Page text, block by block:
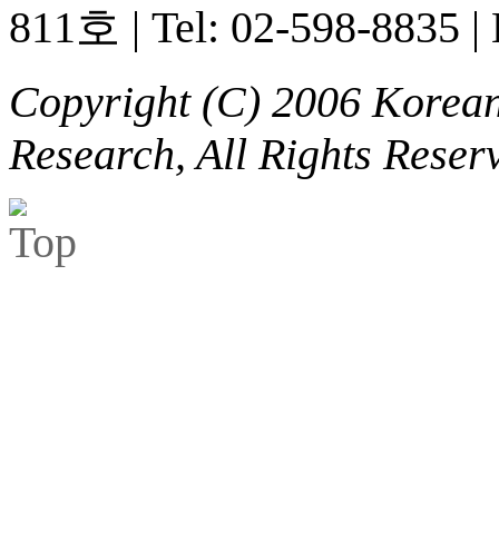
811호 | Tel: 02-598-8835 |
Copyright (C) 2006
Research, All Rights